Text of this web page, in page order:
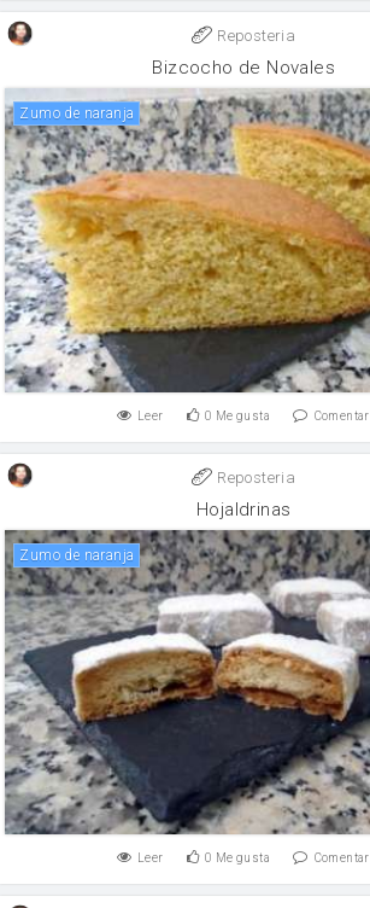
Reposteria
Bizcocho de Novales
Zumo de naranja
Leer 0 Me gusta Comentar
Reposteria
Hojaldrinas
Zumo de naranja
Leer 0 Me gusta Comentar